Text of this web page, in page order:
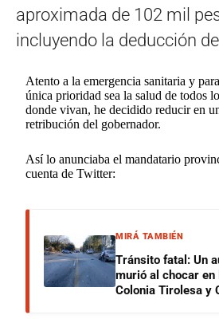
aproximada de 102 mil
incluyendo la deducción
Atento a la emergencia sanitaria y
única prioridad sea la salud de todos
donde vivan, he decidido reducir en
retribución del gobernador.
Así lo anunciaba el mandatario
cuenta de Twitter:
MIRÁ TAMBIÉN
Tránsito fatal: Un
murió al chocar
Colonia Tirolesa y